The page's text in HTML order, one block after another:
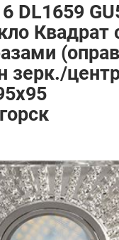
DL1659
Квадрат
зерк./